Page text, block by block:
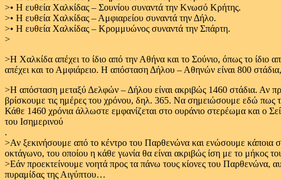
>• Η ευθεία Χαλκίδας – Σουνίου συναντά την Κνωσό Κρήτης.
>• Η ευθεία Χαλκίδας – Αμφιαρείου συναντά την Δήλο.
>• Η ευθεία Χαλκίδας – Κρομμυώνος συναντά την Σπάρτη.
>
>Η Χαλκίδα απέχει το ίδιο από την Αθήνα και το Σούνιο, όπως το ίδιο
απέχει και το Αμφιάρειο. Η απόσταση Δήλου – Αθηνών είναι 800
>Η απόσταση μεταξύ Δελφών – Δήλου είναι ακριβώς 1460 στάδια. Αν
βρίσκουμε τις ημέρες του χρόνου, δηλ. 365. Να σημειώσουμε εδώ πως
Κάθε 1460 χρόνια άλλωστε εμφανίζεται στο ουράνιο στερέωμα και ο
του Ισημερινού
.
>Αν ξεκινήσουμε από το κέντρο του Παρθενώνα και ενώσουμε κάποια
οκτάγωνο, του οποίου η κάθε γωνία θα είναι ακριβώς ίση με το μήκος
>Εάν προεκτείνουμε νοητά προς τα πάνω τους κίονες του Παρθενώνα,
πυραμίδας της Αιγύπτου…